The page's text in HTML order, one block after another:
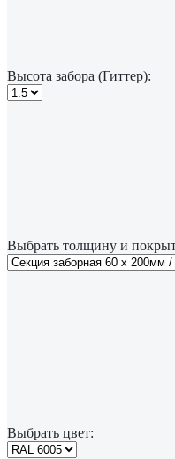
Высота забора (Гиттер):
Выбрать толщину и
Выбрать цвет: